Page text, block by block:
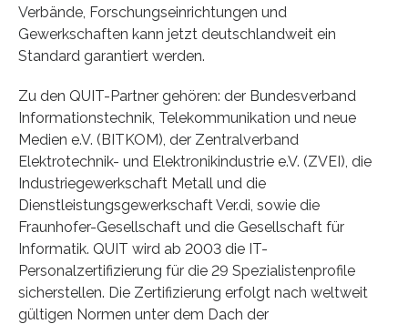
Verbände, Forschungseinrichtungen und
Gewerkschaften kann jetzt deutschlandweit ein
Standard garantiert werden.
Zu den QUIT-Partner gehören: der Bundesverband
Informationstechnik, Telekommunikation und neue
Medien e.V. (BITKOM), der Zentralverband
Elektrotechnik- und Elektronikindustrie e.V. (ZVEI), die
Industriegewerkschaft Metall und die
Dienstleistungsgewerkschaft Ver.di, sowie die
Fraunhofer-Gesellschaft und die Gesellschaft für
Informatik. QUIT wird ab 2003 die IT-
Personalzertifizierung für die 29 Spezialistenprofile
sicherstellen. Die Zertifizierung erfolgt nach weltweit
gültigen Normen unter dem Dach der